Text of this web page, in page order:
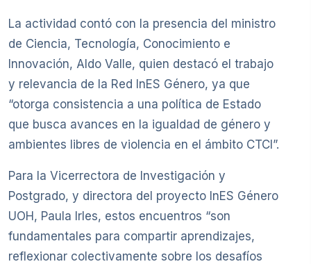
La actividad contó con la presencia del ministro
de Ciencia, Tecnología, Conocimiento e
Innovación, Aldo Valle, quien destacó el trabajo
y relevancia de la Red InES Género, ya que
“otorga consistencia a una política de Estado
que busca avances en la igualdad de género y
ambientes libres de violencia en el ámbito CTCI”.
Para la Vicerrectora de Investigación y
Postgrado, y directora del proyecto InES Género
UOH, Paula Irles, estos encuentros “son
fundamentales para compartir aprendizajes,
reflexionar colectivamente sobre los desafíos